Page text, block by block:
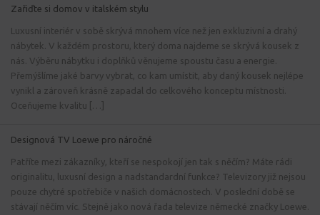
Zařiďte si domov v italském stylu
Luxusní interiér v sobě skrývá mnohem více než jen exkluzivní a drahý
nábytek. V každém prostoru, který doma najdeme se skrývá kousek z
nás. Výběru nábytku i doplňků věnujeme spoustu času a energie.
Přemýšlíme jaké barvy vybrat, co kam umístit, aby daný kousek nejlépe
vynikl a zároveň krásně zapadal do celkového konceptu místnosti.
Oceňujeme kvalitu […]
Designová TV Loewe pro náročné
Patříte mezi zákazníky, kteří se nespokojí jen tak s něčím? Máte rádi
originalitu, luxusní design a nadstandardní funkce? Televizory již nejsou
pouze chytré spotřebiče v našich domácnostech. V poslední době se
stávají něčím víc. Stejně jako nová řada televize německé značky Loewe.